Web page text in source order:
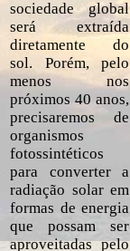
sociedade global
será extraída
diretamente do
sol. Porém, pelo
menos nos
próximos 40 anos,
precisaremos de
organismos
fotossintéticos
para converter a
radiação solar em
formas de energia
que possam ser
aproveitadas pelo